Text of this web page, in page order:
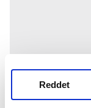
Reddet